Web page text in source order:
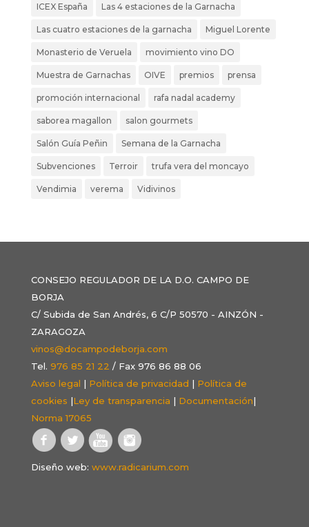
ICEX España Las 4 estaciones de la Garnacha
Las cuatro estaciones de la garnacha Miguel Lorente
Monasterio de Veruela movimiento vino DO
Muestra de Garnachas OIVE premios prensa
promoción internacional rafa nadal academy
saborea magallon salon gourmets
Salón Guía Peñin Semana de la Garnacha
Subvenciones Terroir trufa vera del moncayo
Vendimia verema Vidivinos
CONSEJO REGULADOR DE LA D.O. CAMPO DE
BORJA
C/ Subida de San Andrés, 6 C/P 50570 - AINZÓN -
ZARAGOZA
vinos@docampodeborja.com
Tel. 976 85 21 22 / Fax 976 86 88 06
Aviso legal | Política de privacidad | Política de
cookies |Ley de transparencia | Documentación|
Norma 17065
Diseño web: www.radicarium.com